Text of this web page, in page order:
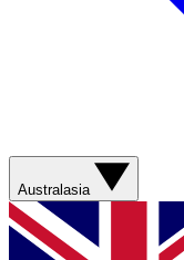
Australasia